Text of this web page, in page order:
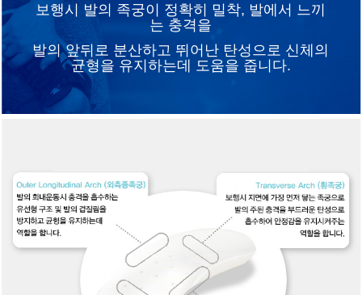
보행시 발의 족궁이 정확히 밀착, 발에서 느끼
는 충격을
발의 앞뒤로 분산하고 뛰어난 탄성으로 신체의
균형을 유지하는데 도움을 줍니다.